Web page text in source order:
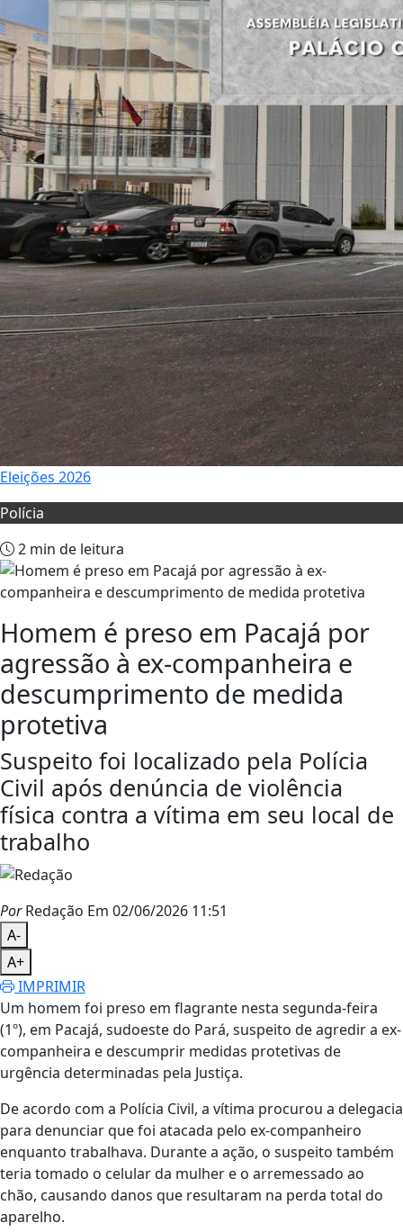
Eleições 2026
Polícia
2 min de leitura
Homem é preso em Pacajá por
agressão à ex-companheira e
descumprimento de medida
protetiva
Suspeito foi localizado pela Polícia
Civil após denúncia de violência
física contra a vítima em seu local de
trabalho
PorRedação Em 02/06/2026 11:51
A-
A+
IMPRIMIR
Um homem foi preso em flagrante nesta segunda-feira
(1º), em Pacajá, sudoeste do Pará, suspeito de agredir a ex-
companheira e descumprir medidas protetivas de
urgência determinadas pela Justiça.
De acordo com a Polícia Civil, a vítima procurou a delegacia
para denunciar que foi atacada pelo ex-companheiro
enquanto trabalhava. Durante a ação, o suspeito também
teria tomado o celular da mulher e o arremessado ao
chão, causando danos que resultaram na perda total do
aparelho.